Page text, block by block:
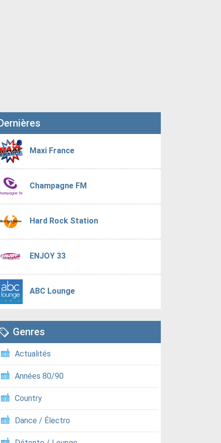
Maxi France
Champagne FM
Hard Rock Station
ENJOY 33
ABC Lounge
Genres
Actualités
Années 80/90
Country
Dance / Électro